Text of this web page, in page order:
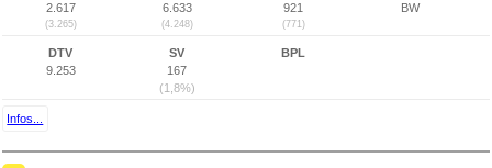
2.617
(3.265)
6.633
(4.248)
921
(771)
BW
DTV
9.253
SV
167
(1,8%)
BPL
Infos...